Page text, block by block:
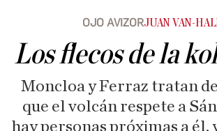
OJO AVIZORJUAN VAN-
Los flecos de la
Moncloa y Ferraz tratan
que el volcán respete a
hay personas próximas a él,